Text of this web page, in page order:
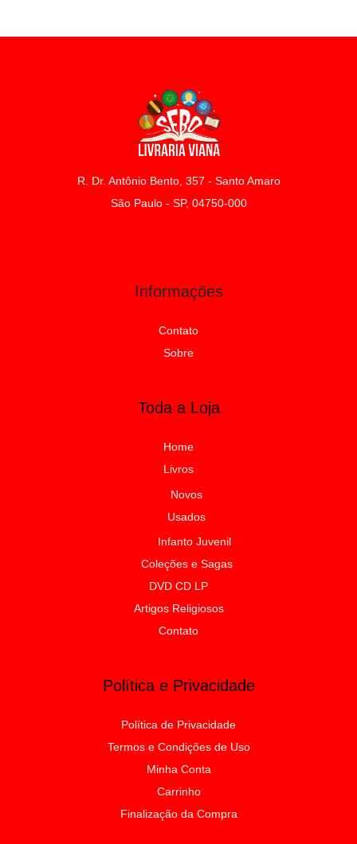
R. Dr. Antônio Bento, 357 - Santo Amaro
São Paulo - SP, 04750-000
Informações
Contato
Sobre
Toda a Loja
Home
Livros
Novos
Usados
Infanto Juvenil
Coleções e Sagas
DVD CD LP
Artigos Religiosos
Contato
Política e Privacidade
Política de Privacidade
Termos e Condições de Uso
Minha Conta
Carrinho
Finalização da Compra